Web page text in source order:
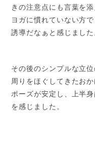
きの注意点にも言葉を添
ヨガに慣れていない方
誘導だなぁと感じました
その後のシンプルな立
周りをほぐしてきたおか
ポーズが安定し、上半
を感じました。